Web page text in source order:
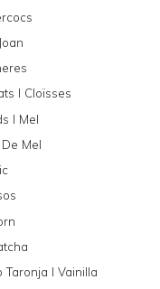
I Cloïsses
I Mel
Mel
I Vainilla